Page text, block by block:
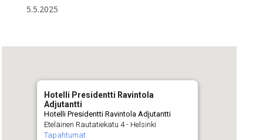
5.5.2025
Hotelli Presidentti Ravintola
Adjutantti
Hotelli Presidentti Ravintola Adjutantti
Eteläinen Rautatiekatu 4 - Helsinki
Tapahtumat